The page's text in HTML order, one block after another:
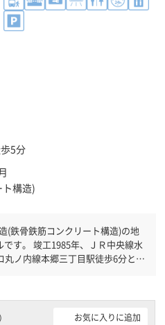
5分
ト構造)
(鉄骨鉄筋コンクリート構造)の地
Ｒ中央線水
ノ内線本郷三丁目駅徒歩6分と複
メです。土日・祝日も利用可能に
ます。駐車場完備なので、車の必
お気に入りに追加